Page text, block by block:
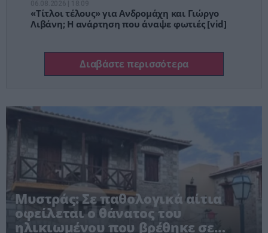
«Τίτλοι τέλους» για Ανδρομάχη και Γιώργο
Λιβάνη; Η ανάρτηση που άναψε φωτιές [vid]
Διαβάστε περισσότερα
Μυστράς: Σε παθολογικά αίτια
οφείλεται ο θάνατος του
ηλικιωμένου που βρέθηκε σε